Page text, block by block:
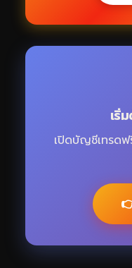
เริ่
เปิดบัญชีเทรด